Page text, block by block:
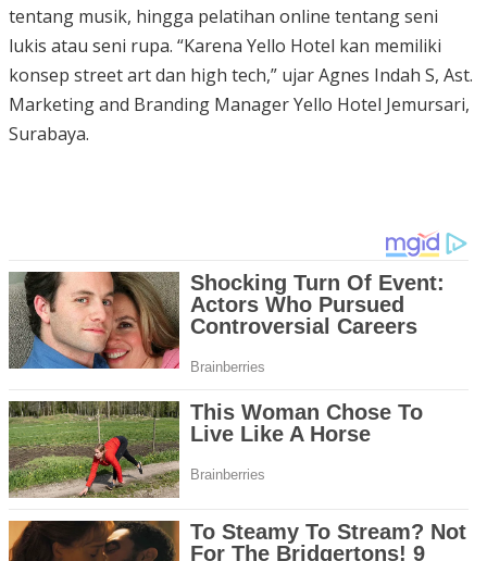
tentang musik, hingga pelatihan online tentang seni
lukis atau seni rupa. “Karena Yello Hotel kan memiliki
konsep street art dan high tech,” ujar Agnes Indah S, Ast.
Marketing and Branding Manager Yello Hotel Jemursari,
Surabaya.